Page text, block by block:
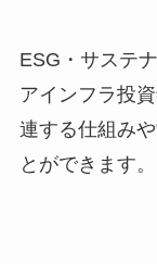
ESG・サステ
アインフラ投
連する仕組み
とができます。